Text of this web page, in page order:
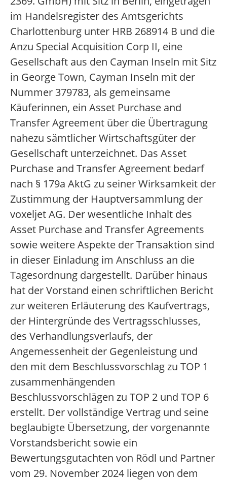
im Handelsregister des Amtsgerichts
Charlottenburg unter HRB 268914 B und die
Anzu Special Acquisition Corp II, eine
Gesellschaft aus den Cayman Inseln mit Sitz
in George Town, Cayman Inseln mit der
Nummer 379783, als gemeinsame
Käuferinnen, ein Asset Purchase and
Transfer Agreement über die Übertragung
nahezu sämtlicher Wirtschaftsgüter der
Gesellschaft unterzeichnet. Das Asset
Purchase and Transfer Agreement bedarf
nach § 179a AktG zu seiner Wirksamkeit der
Zustimmung der Hauptversammlung der
voxeljet AG. Der wesentliche Inhalt des
Asset Purchase and Transfer Agreements
sowie weitere Aspekte der Transaktion sind
in dieser Einladung im Anschluss an die
Tagesordnung dargestellt. Darüber hinaus
hat der Vorstand einen schriftlichen Bericht
zur weiteren Erläuterung des Kaufvertrags,
der Hintergründe des Vertragsschlusses,
des Verhandlungsverlaufs, der
Angemessenheit der Gegenleistung und
den mit dem Beschlussvorschlag zu TOP 1
zusammenhängenden
Beschlussvorschlägen zu TOP 2 und TOP 6
erstellt. Der vollständige Vertrag und seine
beglaubigte Übersetzung, der vorgenannte
Vorstandsbericht sowie ein
Bewertungsgutachten von Rödl und Partner
vom 29. November 2024 liegen von dem